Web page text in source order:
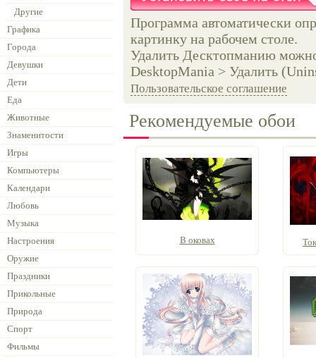
Другие
Графика
Города
Девушки
Дети
Еда
Животные
Знаменитости
Игры
Компьютеры
Календари
Любовь
Музыка
Настроения
Оружие
Праздники
Прикольные
Природа
Спорт
Фильмы
Программа автоматически
картинку на рабочем столе.
Удалить Десктопманию
DesktopMania > Удалить
Пользовательское соглашение
Рекомендуемые обои
В оковах